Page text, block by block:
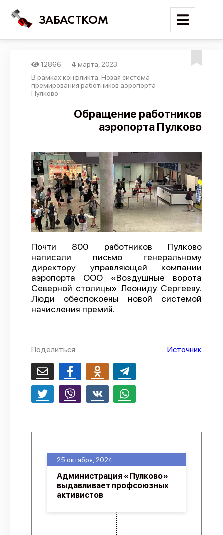
ЗАБАСТКОМ
Войти
Новости
Карта событий
Трудовые конфликты
Отчеты
Предложить публикацию
Справочник
API
Политика конфиденциальности
12866
4 марта, 2023
В рамках конфликта: Новая система
премирования работников аэропорта
Пулково
Обращение работников
аэропорта Пулково
Почти 800 работников Пулково
написали письмо генеральному
директору управляющей компании
аэропорта ООО «Воздушные ворота
Северной столицы» Леониду Сергееву.
Люди обеспокоены новой системой
начисления премий.
Поделиться Источник
25 октября, 2024
Администрация «Пулково»
выдавливает профсоюзных
активистов